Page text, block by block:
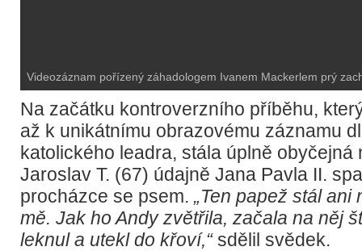
Videozáznam pořízený záhadologem Ivanem Mackerlem prý
Na začátku kontroverzního příběhu,
až k unikátnímu obrazovému záznamu
katolického leadra, stála úplně obyčejná
Jaroslav T. (67) údajně Jana Pavla II.
procházce se psem. „Ten papež stál ani
mě. Jak ho Andy zvětřila, začala na něj
leknul a utekl do křoví,“sdělil svědek.